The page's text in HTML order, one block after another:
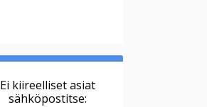
Ei kiireelliset asiat
sähköpostitse: